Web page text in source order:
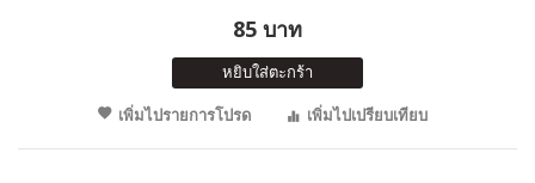
85 บาท
หยิบใส่ตะกร้า
เพิ่มไปรายการโปรด
เพิ่มไปเปรียบเทียบ